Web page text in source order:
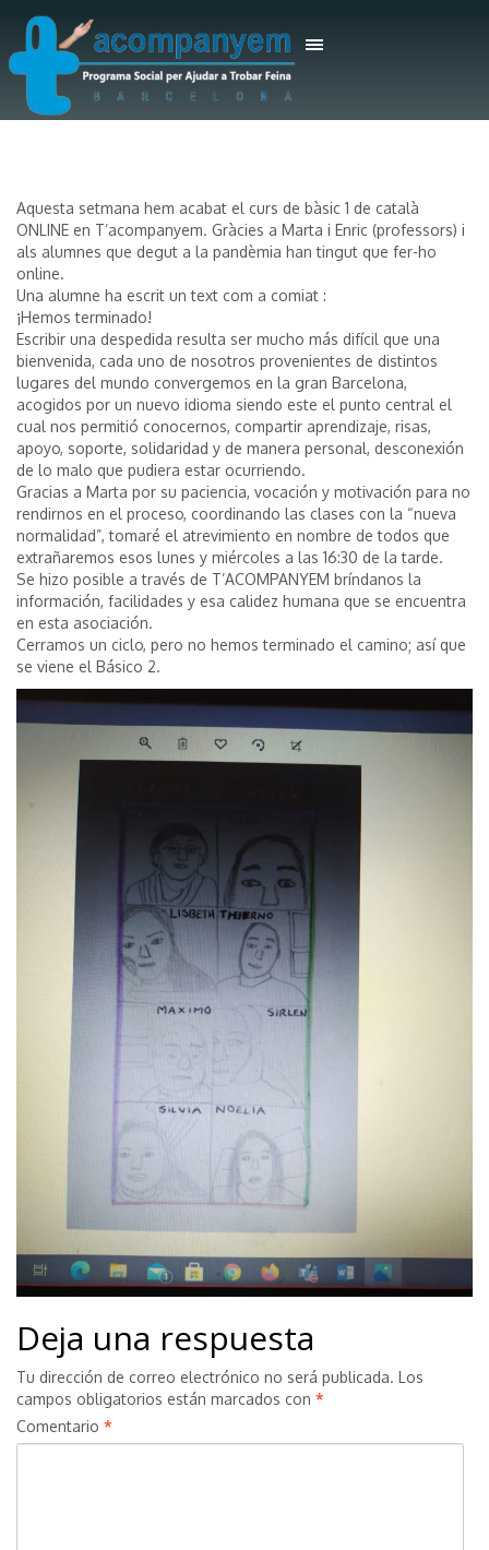
Aquesta setmana hem acabat el curs de bàsic 1 de català
ONLINE en T’acompanyem. Gràcies a Marta i Enric (professors) i
als alumnes que degut a la pandèmia han tingut que fer-ho
online.
Una alumne ha escrit un text com a comiat :
¡Hemos terminado!
Escribir una despedida resulta ser mucho más difícil que una
bienvenida, cada uno de nosotros provenientes de distintos
lugares del mundo convergemos en la gran Barcelona,
acogidos por un nuevo idioma siendo este el punto central el
cual nos permitió conocernos, compartir aprendizaje, risas,
apoyo, soporte, solidaridad y de manera personal, desconexión
de lo malo que pudiera estar ocurriendo.
Gracias a Marta por su paciencia, vocación y motivación para no
rendirnos en el proceso, coordinando las clases con la “nueva
normalidad”, tomaré el atrevimiento en nombre de todos que
extrañaremos esos lunes y miércoles a las 16:30 de la tarde.
Se hizo posible a través de T’ACOMPANYEM bríndanos la
información, facilidades y esa calidez humana que se encuentra
en esta asociación.
Cerramos un ciclo, pero no hemos terminado el camino; así que
se viene el Básico 2.
Deja una respuesta
Tu dirección de correo electrónico no será publicada. Los
campos obligatorios están marcados con *
Comentario *